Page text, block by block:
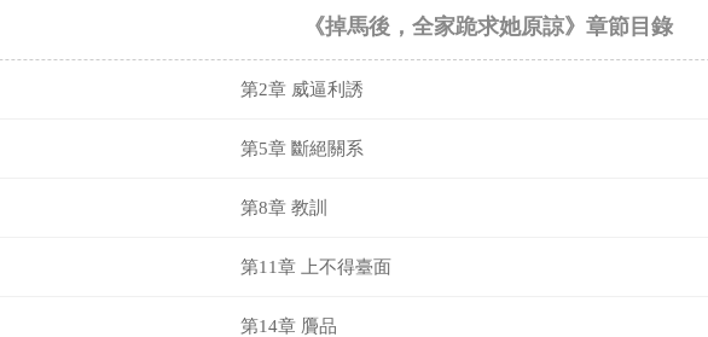
《掉馬後，全家跪求她原諒》章節目錄
第2章 威逼利誘
第5章 斷絕關系
第8章 教訓
第11章 上不得臺面
第14章 贗品